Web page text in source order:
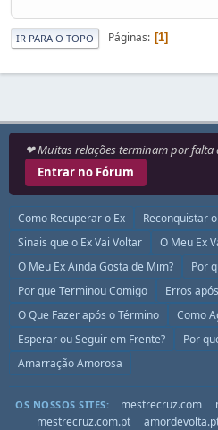
IR PARA O TOPO Páginas 1
❤ Muitas relações terminam por falta
Entrar no Fórum
Como Recuperar o Ex Reconquistar
Sinais que o Ex Vai Voltar
O Meu Ex
O Meu Ex Ainda Gosta de Mim?
Por
Por que Terminou Comigo
Erros
O Que Fazer após o Término
Como
Esperar ou Seguir em Frente?
Por
Amarração Amorosa
OS NOSSOS SITES: mestrecruz.com
mestrecruz.com.pt